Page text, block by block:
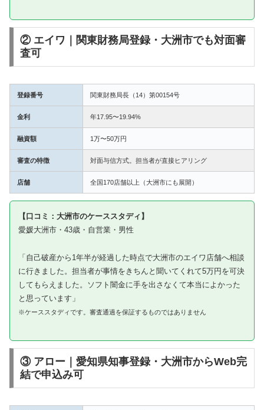
② エイワ｜関東財務局登録・大洲市でも対面審
査可
登録番号 関東財務局長（14）第00154号
金利 年17.95〜19.94%
融資額 1万〜50万円
審査の特徴 対面与信方式。担当者が直接ヒアリング
店舗 全国170店舗以上（大洲市にも展開）
【口コミ：大洲市のケーススタディ】
愛媛大洲市・43歳・自営業・男性
「自己破産から1年半が経過した時点で大洲市のエイワ店舗へ相談
に行きました。担当者が事情をきちんと聞いてくれて5万円を可決
してもらえました。ソフト闇金に手を出さなくて本当によかった
と思っています」
※ケーススタディです。審査通過を保証するものではありません
③ アロー｜愛知県知事登録・大洲市からWeb完
結で申込み可